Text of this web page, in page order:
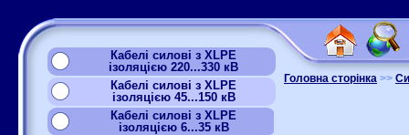
Кабелі силові з XLPE
ізоляцією 220...330 кВ
Кабелі силові з XLPE
ізоляцією 45...150 кВ
Кабелі силові з XLPE
ізоляцією 6...35 кВ
Головна сторінка >>